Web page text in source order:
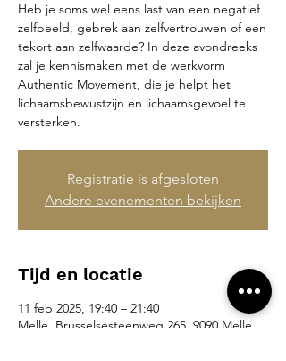
Heb je soms wel eens last van een negatief
zelfbeeld, gebrek aan zelfvertrouwen of een
tekort aan zelfwaarde? In deze avondreeks
zal je kennismaken met de werkvorm
Authentic Movement, die je helpt het
lichaamsbewustzijn en lichaamsgevoel te
versterken.
Registratie is afgesloten
Andere evenementen bekijken
Tijd en locatie
11 feb 2025, 19:40 – 21:40
Melle, Brusselsesteenweg 265, 9090 Melle,